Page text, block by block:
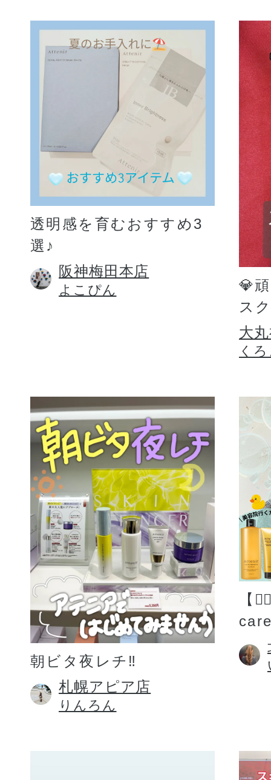
透明感を育むおすすめ3
選♪
阪神梅田本店
よこぴん
💎
ス
大
く
朝ビタ夜レチ‼️
札幌アピア店
りんろん
【